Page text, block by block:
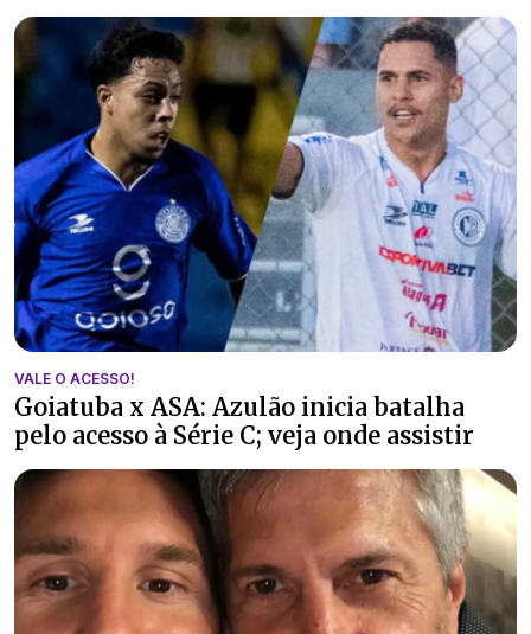
VALE O ACESSO!
Goiatuba x ASA: Azulão inicia batalha
pelo acesso à Série C; veja onde assistir